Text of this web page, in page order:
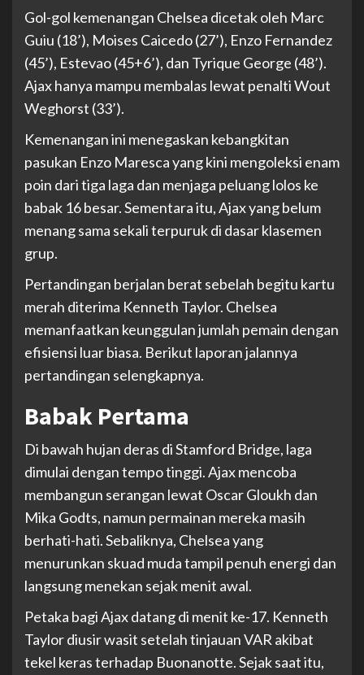
Gol-gol kemenangan Chelsea dicetak oleh Marc
Guiu (18’), Moises Caicedo (27’), Enzo Fernandez
(45’), Estevao (45+6’), dan Tyrique George (48’).
Ajax hanya mampu membalas lewat penalti Wout
Weghorst (33’).
Kemenangan ini menegaskan kebangkitan
pasukan Enzo Maresca yang kini mengoleksi enam
poin dari tiga laga dan menjaga peluang lolos ke
babak 16 besar. Sementara itu, Ajax yang belum
menang sama sekali terpuruk di dasar klasemen
grup.
Pertandingan berjalan berat sebelah begitu kartu
merah diterima Kenneth Taylor. Chelsea
memanfaatkan keunggulan jumlah pemain dengan
efisiensi luar biasa. Berikut laporan jalannya
pertandingan selengkapnya.
Babak Pertama
Di bawah hujan deras di Stamford Bridge, laga
dimulai dengan tempo tinggi. Ajax mencoba
membangun serangan lewat Oscar Gloukh dan
Mika Godts, namun permainan mereka masih
berhati-hati. Sebaliknya, Chelsea yang
menurunkan skuad muda tampil penuh energi dan
langsung menekan sejak menit awal.
Petaka bagi Ajax datang di menit ke-17. Kenneth
Taylor diusir wasit setelah tinjauan VAR akibat
tekel keras terhadap Buonanotte. Sejak saat itu,